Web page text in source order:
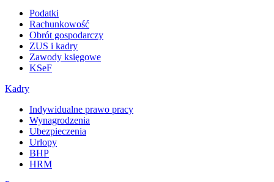
Podatki
Rachunkowość
Obrót gospodarczy
ZUS i kadry
Zawody księgowe
KSeF
Kadry
Indywidualne prawo pracy
Wynagrodzenia
Ubezpieczenia
Urlopy
BHP
HRM